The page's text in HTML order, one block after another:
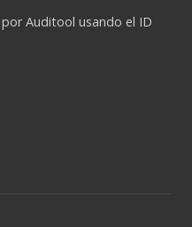
Auditool usando el ID